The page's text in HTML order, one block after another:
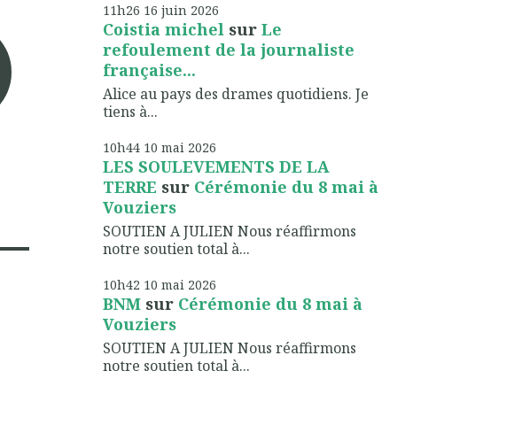
11h26 16 juin 2026
Coistia michelsur Le
refoulement de la journaliste
française...
Alice au pays des drames quotidiens. Je
tiens à...
10h44 10 mai 2026
LES SOULEVEMENTS DE LA
TERRE sur Cérémonie du 8 mai à
Vouziers
SOUTIEN A JULIEN Nous réaffirmons
notre soutien total à...
10h42 10 mai 2026
BNMsur Cérémonie du 8 mai à
Vouziers
SOUTIEN A JULIEN Nous réaffirmons
notre soutien total à...